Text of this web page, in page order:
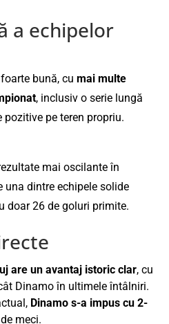
a echipelor
bună, cu mai multe
, inclusiv o serie lungă
pe teren propriu.
mai oscilante în
una dintre echipele solide
doar 26 de goluri primite.
are un avantaj istoric clar, cu
Dinamo în ultimele întâlniri.
Dinamo s-a impus cu 2-
meci.